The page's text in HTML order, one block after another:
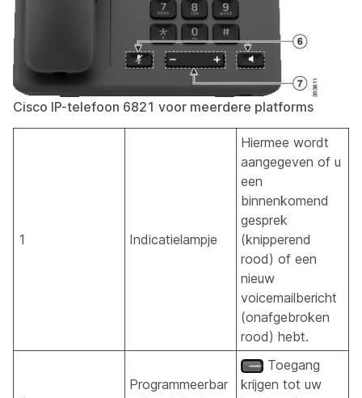
Cisco IP-telefoon 6821 voor meerdere platforms
1 Indicatielampje
Hiermee wordt
aangegeven of u
een
binnenkomend
gesprek
(knipperend
rood) of een
nieuw
voicemailbericht
(onafgebroken
rood) hebt.
Programmeerbar
Toegang
krijgen tot uw